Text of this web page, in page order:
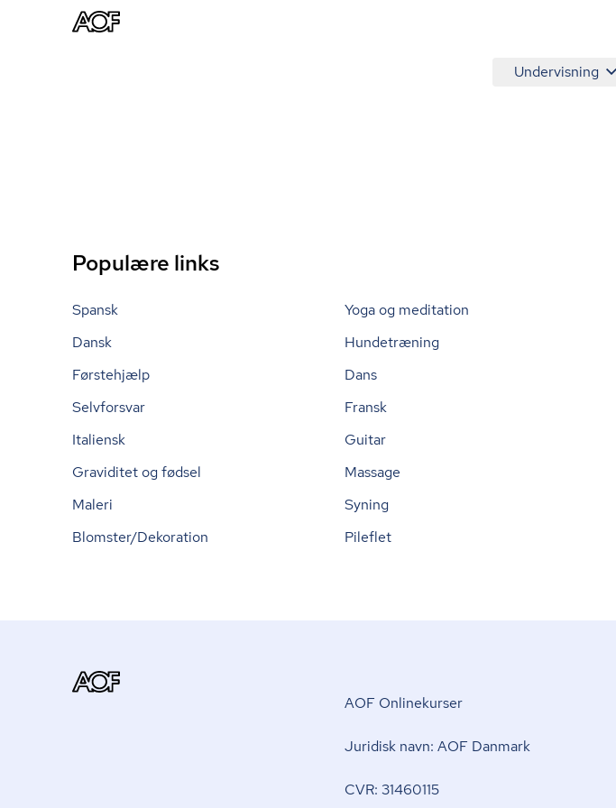
Undervisning
Populære links
Spansk Yoga og meditation
Dansk
Hundetræning
Førstehjælp
Dans
Selvforsvar
Fransk
Italiensk
Guitar
Graviditet og fødsel
Massage
Maleri
Syning
Blomster/Dekoration
Pileflet
AOF Onlinekurser
Juridisk navn: AOF Danmark
CVR: 31460115